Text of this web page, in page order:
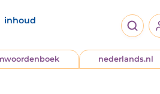
inhoud
nederlands.nl